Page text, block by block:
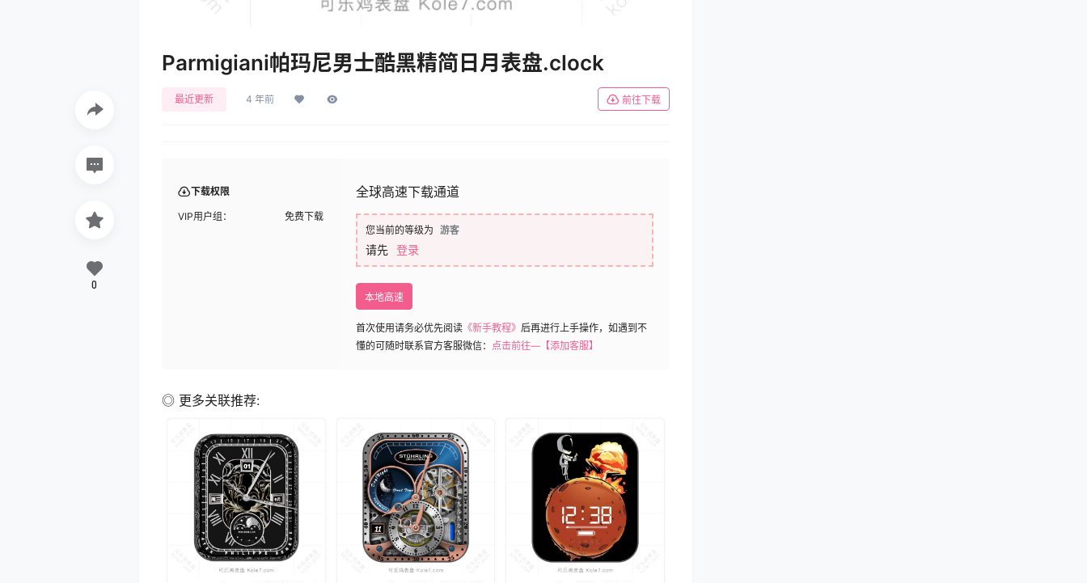
Parmigiani帕玛尼男士酷黑精简日月表盘.clock
最近更新 4 年前 前往下载
下载权限
VIP用户组： 免费下载
全球高速下载通道
您当前的等级为 游客
请先 登录
本地高速
首次使用请务必优先阅读 《新手教程》 后再进行上手操作，如遇到不
懂的可随时联系官方客服微信： 点击前往—【添加客服】
◎ 更多关联推荐:
0